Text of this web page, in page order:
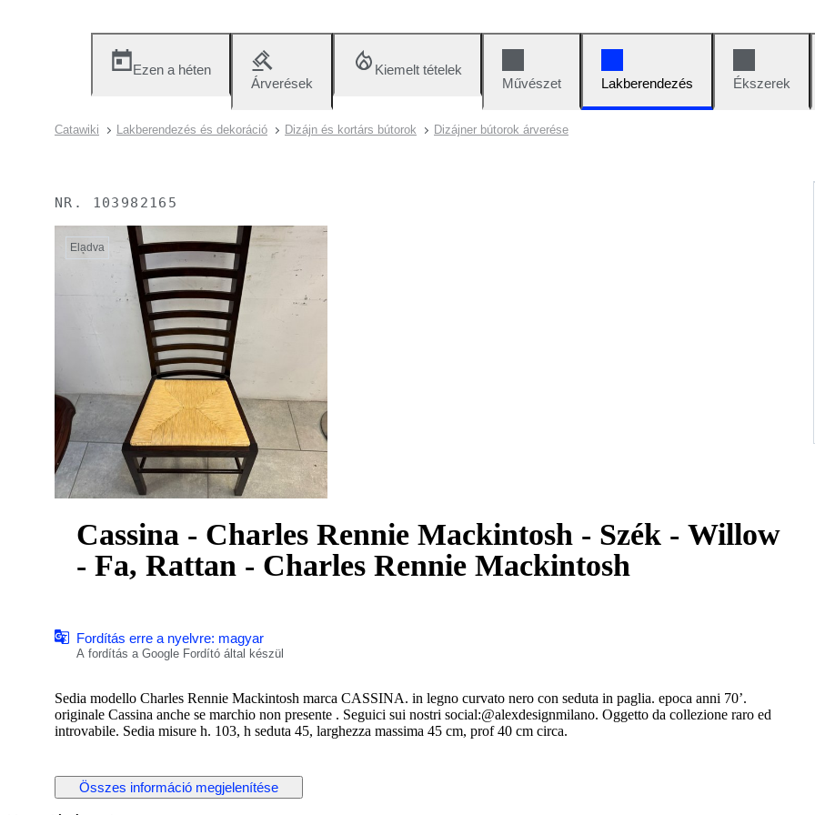
Ezen a héten
Árverések
Kiemelt tételek
Művészet
Lakberendezés Ékszerek
Catawiki Lakberendezés és dekoráció Dizájn és kortárs bútorok Dizájner bútorok árverése
NR. 103982165
Eladva
Cassina - Charles Rennie Mackintosh - Szék - Willow
- Fa, Rattan - Charles Rennie Mackintosh
Fordítás erre a nyelvre: magyar
A fordítás a Google Fordító által készül
Sedia modello Charles Rennie Mackintosh marca CASSINA. in legno curvato nero con seduta in paglia. epoca anni 70’.
originale Cassina anche se marchio non presente . Seguici sui nostri social:@alexdesignmilano. Oggetto da collezione raro ed
introvabile. Sedia misure h. 103, h seduta 45, larghezza massima 45 cm, prof 40 cm circa.
Összes információ megjelenítése